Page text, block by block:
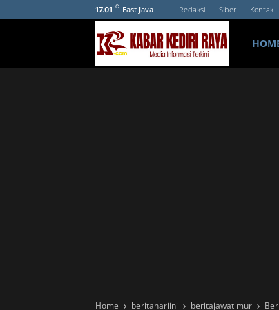
17.01 C East Java Redaksi Siber Kontak
Home beritahariini beritajawatimur